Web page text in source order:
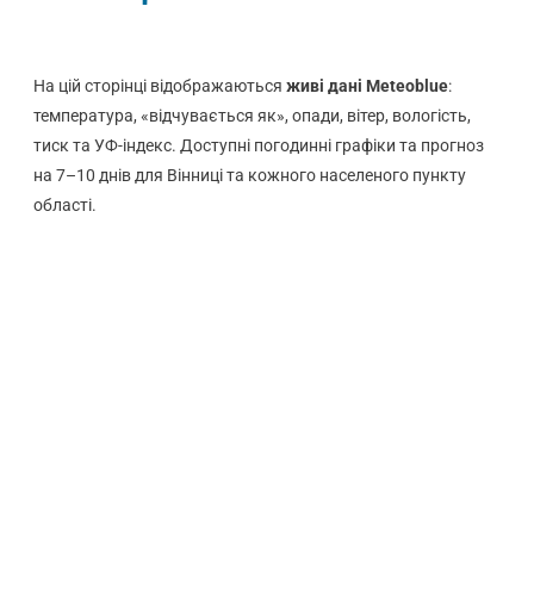
На цій сторінці відображаються живі дані Meteoblue:
температура, «відчувається як», опади, вітер, вологість,
тиск та УФ-індекс. Доступні погодинні графіки та прогноз
на 7–10 днів для Вінниці та кожного населеного пункту
області.